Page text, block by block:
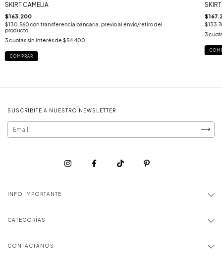
SKIRT CAMELIA
$163.200
$130.560con transferencia bancaria, previo al envío/retiro del
producto.
3 cuotas sin interés de $54.400
COMPRAR
3
SUSCRIBITE A NUESTRO NEWSLETTER
INFO IMPORTANTE
CATEGORÍAS
CONTACTÁNOS